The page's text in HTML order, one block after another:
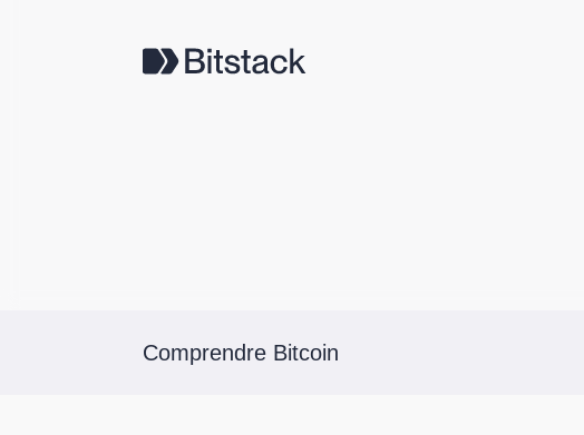
Comprendre Bitcoin